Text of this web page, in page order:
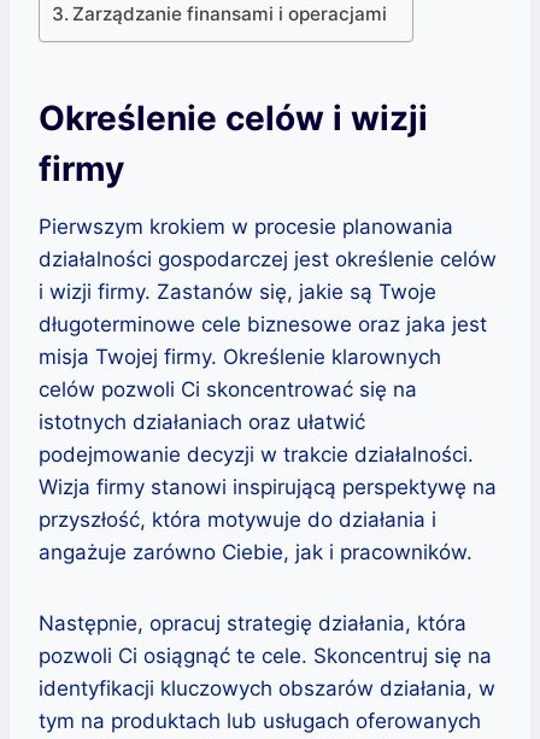
Zarządzanie finansami i operacjami
Określenie celów i wizji
firmy
Pierwszym krokiem w procesie planowania
działalności gospodarczej jest określenie celów
i wizji firmy. Zastanów się, jakie są Twoje
długoterminowe cele biznesowe oraz jaka jest
misja Twojej firmy. Określenie klarownych
celów pozwoli Ci skoncentrować się na
istotnych działaniach oraz ułatwić
podejmowanie decyzji w trakcie działalności.
Wizja firmy stanowi inspirującą perspektywę na
przyszłość, która motywuje do działania i
angażuje zarówno Ciebie, jak i pracowników.
Następnie, opracuj strategię działania, która
pozwoli Ci osiągnąć te cele. Skoncentruj się na
identyfikacji kluczowych obszarów działania, w
tym na produktach lub usługach oferowanych